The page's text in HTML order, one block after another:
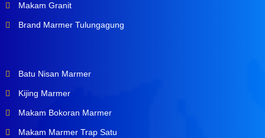
Makam Granit
Brand Marmer Tulungagung
Batu Nisan Marmer
Kijing Marmer
Makam Bokoran Marmer
Makam Marmer Trap Satu